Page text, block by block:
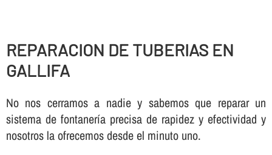
REPARACION DE TUBERIAS EN
GALLIFA
No nos cerramos a nadie y sabemos que reparar un
sistema de fontanerí­a precisa de rapidez y efectividad y
nosotros la ofrecemos desde el minuto uno.